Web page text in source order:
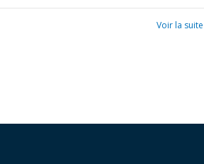
Voir la suite